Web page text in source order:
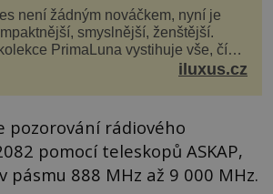
není žádným nováčkem, nyní je
smyslnější, ženštější.
PrimaLuna vystihuje vše, čím
dnes a čím byla i před sto dvacet...
iluxus.cz
pozorování rádiového
pomocí teleskopů ASKAP,
pásmu 888 MHz až 9 000 MHz.